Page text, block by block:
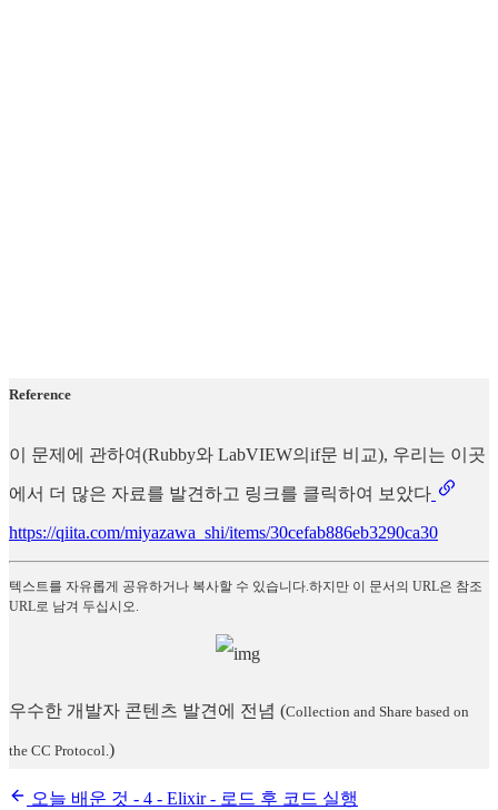
Reference
이 문제에 관하여(Rubby와 LabVIEW의if문 비교), 우리는 이곳
에서 더 많은 자료를 발견하고 링크를 클릭하여 보았다
https://qiita.com/miyazawa_shi/items/30cefab886eb3290ca30
텍스트를 자유롭게 공유하거나 복사할 수 있습니다.하지만 이 문서의 URL은 참조
URL로 남겨 두십시오.
우수한 개발자 콘텐츠 발견에 전념 (Collection and Share based on
the CC Protocol.)
오늘 배운 것 - 4 - Elixir - 로드 후 코드 실행